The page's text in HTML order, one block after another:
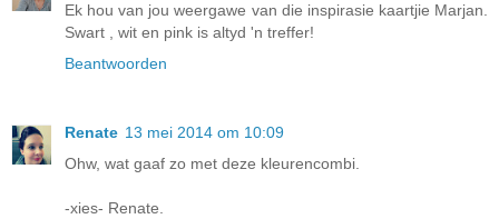
Ek hou van jou weergawe van die inspirasie kaartjie Marjan.
Swart , wit en pink is altyd 'n treffer!
Beantwoorden
Renate 13 mei 2014 om 10:09
Ohw, wat gaaf zo met deze kleurencombi.
-xies- Renate.